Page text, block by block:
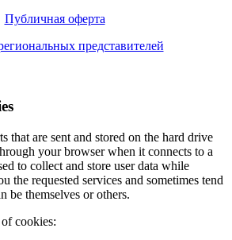
Публичная оферта
представителей
that are sent and stored on the hard drive
your browser when it connects to a
to collect and store user data while
the requested services and sometimes tend
be themselves or others.
cookies: